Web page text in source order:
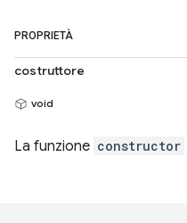
PROPRIETÀ
costruttore
void
La funzione constructor